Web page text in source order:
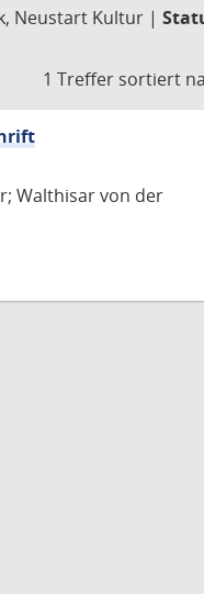
Neustart Kultur |
1 Treffer sortiert
Walthisar von der